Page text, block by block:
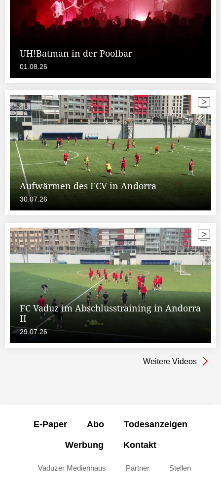
UH!Batman in der Poolbar
01.08.26
Aufwärmen des FCV in Andorra
30.07.26
FC Vaduz im Abschlusstraining in Andorra
II
29.07.26
Weitere Videos
E-Paper Abo Todesanzeigen
Werbung Kontakt
Vaduzer Medienhaus Partner Stellen